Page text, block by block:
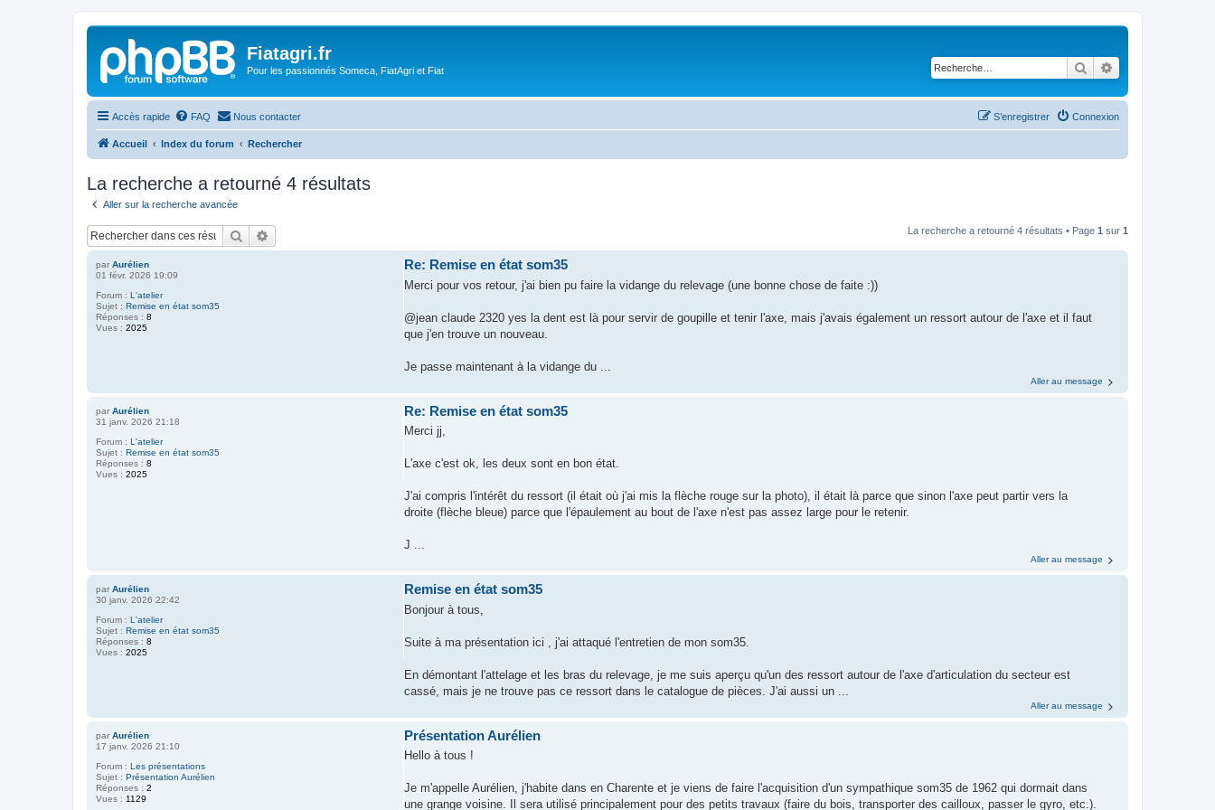
Fiatagri.fr
Pour les passionnés Someca, FiatAgri et Fiat Rechercher
Accès rapide FAQ Nous contacter Connexion
S’enregistrer
Accueil Index du forum Rechercher
La recherche a retourné 4 résultats
Aller sur la recherche avancée
Rechercher La recherche a retourné 4 résultats • Page 1 sur 1
par Aurélien
01 févr. 2026 19:09
Forum : L'atelier
Sujet : Remise en état som35
Réponses : 8
Vues : 2025
Re: Remise en état som35
Merci pour vos retour, j'ai bien pu faire la vidange du relevage (une bonne chose de faite :))
@jean claude 2320 yes la dent est là pour servir de goupille et tenir l'axe, mais j'avais également un ressort autour de l'axe et il faut
que j'en trouve un nouveau.
Je passe maintenant à la vidange du ...
Aller au message
par Aurélien
31 janv. 2026 21:18
Forum : L'atelier
Sujet : Remise en état som35
Réponses : 8
Vues : 2025
Re: Remise en état som35
Merci jj,
L'axe c'est ok, les deux sont en bon état.
J'ai compris l'intérêt du ressort (il était où j'ai mis la flèche rouge sur la photo), il était là parce que sinon l'axe peut partir vers la
droite (flèche bleue) parce que l'épaulement au bout de l'axe n'est pas assez large pour le retenir.
J ...
Aller au message
par Aurélien
30 janv. 2026 22:42
Forum : L'atelier
Sujet : Remise en état som35
Réponses : 8
Vues : 2025
Remise en état som35
Bonjour à tous,
Suite à ma présentation ici , j'ai attaqué l'entretien de mon som35.
En démontant l'attelage et les bras du relevage, je me suis aperçu qu'un des ressort autour de l'axe d'articulation du secteur est
cassé, mais je ne trouve pas ce ressort dans le catalogue de pièces. J'ai aussi un ...
Aller au message
par Aurélien
17 janv. 2026 21:10
Forum : Les présentations
Sujet : Présentation Aurélien
Réponses : 2
Vues : 1129
Présentation Aurélien
Hello à tous !
Je m'appelle Aurélien, j'habite dans en Charente et je viens de faire l'acquisition d'un sympathique som35 de 1962 qui dormait dans
une grange voisine. Il sera utilisé principalement pour des petits travaux (faire du bois, transporter des cailloux, passer le gyro, etc.).